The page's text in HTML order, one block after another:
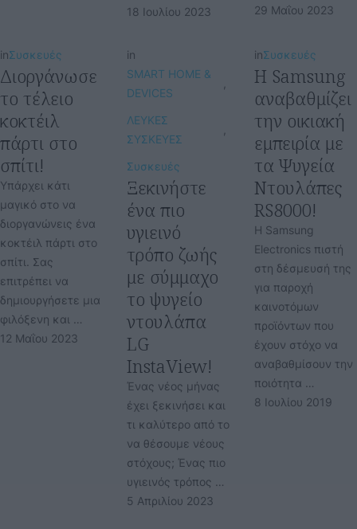
18 Ιουλίου 2023
29 Μαΐου 2023
inΣυσκευές
Διοργάνωσε
το τέλειο
κοκτέιλ
πάρτι στο
σπίτι!
Υπάρχει κάτι
μαγικό στο να
διοργανώνεις ένα
κοκτέιλ πάρτι στο
σπίτι. Σας
επιτρέπει να
δημιουργήσετε μια
φιλόξενη και …
12 Μαΐου 2023
in
SMART HOME &
DEVICES
ΛΕΥΚΕΣ
ΣΥΣΚΕΥΕΣ
Συσκευές
Ξεκινήστε
ένα πιο
υγιεινό
τρόπο ζωής
με σύμμαχο
το ψυγείο
ντουλάπα
LG
InstaView!
Ένας νέος μήνας
έχει ξεκινήσει και
τι καλύτερο από το
να θέσουμε νέους
στόχους; Ένας πιο
υγιεινός τρόπος …
5 Απριλίου 2023
inΣυσκευές
H Samsung
αναβαθμίζει
την οικιακή
εμπειρία με
τα Ψυγεία
Ντουλάπες
RS8000!
Η Samsung
Electronics πιστή
στη δέσμευσή της
για παροχή
καινοτόμων
προϊόντων που
έχουν στόχο να
αναβαθμίσουν την
ποιότητα …
8 Ιουλίου 2019